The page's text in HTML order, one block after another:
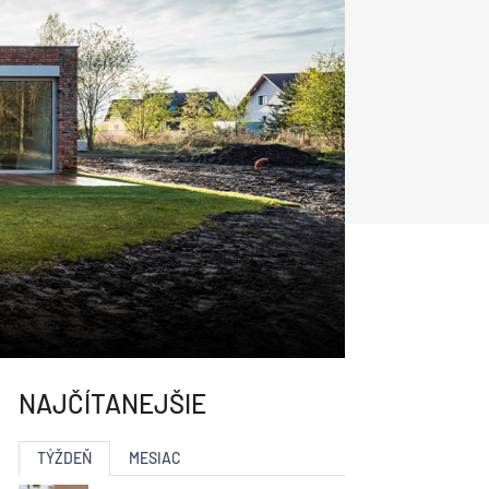
Klimatizácia a vetranie
Milan Murcka
NAJČÍTANEJŠIE
TÝŽDEŇ MESIAC